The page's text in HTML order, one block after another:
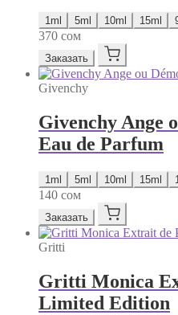
1ml 5ml 10ml 15ml
370 сом
Заказать
Givenchy
Givenchy Ange
Eau de Parfum
1ml 5ml 10ml 15ml
140 сом
Заказать
Gritti
Gritti Monica
Limited Edition